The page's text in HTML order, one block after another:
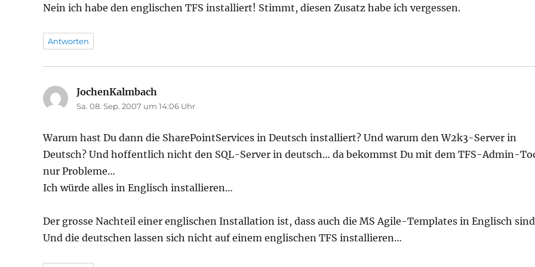
Nein ich habe den englischen TFS installiert! Stimmt, diesen Zusatz habe ich vergessen.
Antworten
JochenKalmbach
Sa. 08. Sep. 2007 um 14:06 Uhr
Warum hast Du dann die SharePointServices in Deutsch installiert? Und warum den W2k3-Server in
Deutsch? Und hoffentlich nicht den SQL-Server in deutsch… da bekommst Du mit dem TFS-Admin-
nur Probleme…
Ich würde alles in Englisch installieren…
Der grosse Nachteil einer englischen Installation ist, dass auch die MS Agile-Templates in Englisch
Und die deutschen lassen sich nicht auf einem englischen TFS installieren…